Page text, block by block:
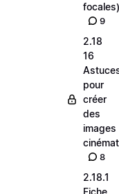
focales)
9
2.18
16
pour
créer
des
images
8
2.18.1
Fiche